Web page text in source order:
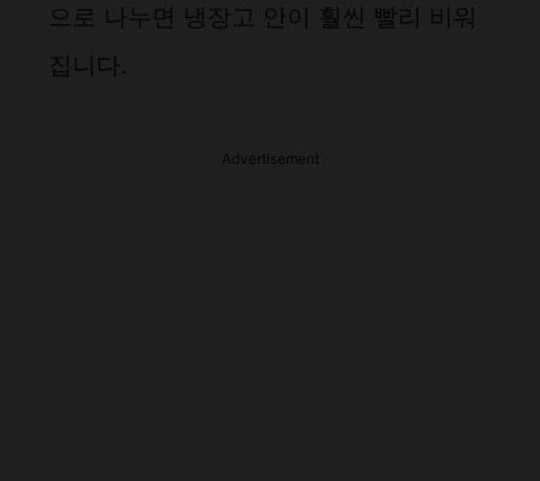
으로 나누면 냉장고 안이 훨씬 빨리 비워
집니다.
Advertisement